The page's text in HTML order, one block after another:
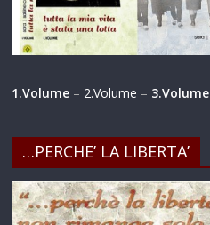
1.Volume – 2.Volume – 3.Volume
…PERCHE’ LA LIBERTA’